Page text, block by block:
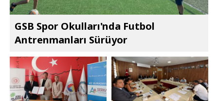
GSB Spor Okulları'nda Futbol
Antrenmanları Sürüyor